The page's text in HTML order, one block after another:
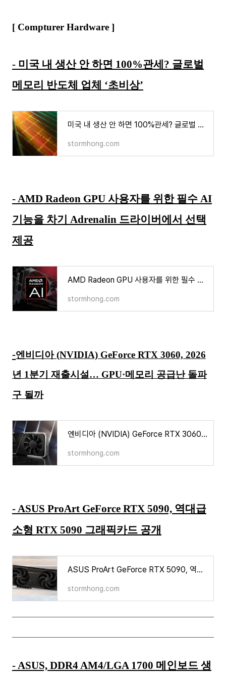
[ Compturer Hardware ]
- 미국 내 생산 안 하면 100%관세? 글로벌
메모리 반도체 업체 ‘초비상’
미국 내 생산 안 하면 100%관세? 글로벌 메모리 반도체 업체 ‘초비상’
stormhong.com
- AMD Radeon GPU 사용자를 위한 필수 AI
기능을 차기 Adrenalin 드라이버에서 선택
제공
AMD Radeon GPU 사용자를 위한 필수 AI 기능을 차기 Adrenalin 드라이버에서 선택 제공
stormhong.com
-엔비디아 (NVIDIA) GeForce RTX 3060, 2026
년 1분기 재출시설… GPU·메모리 공급난 돌파
구 될까
엔비디아 (NVIDIA) GeForce RTX 3060, 2026년 1분기 재출시설… GPU·메모리 공급난 돌파구 될까
stormhong.com
- ASUS ProArt GeForce RTX 5090, 역대급
소형 RTX 5090 그래픽카드 공개
ASUS ProArt GeForce RTX 5090, 역대급 소형 RTX 5090 그래픽카드 공개
stormhong.com
- ASUS, DDR4 AM4/LGA 1700 메인보드 생